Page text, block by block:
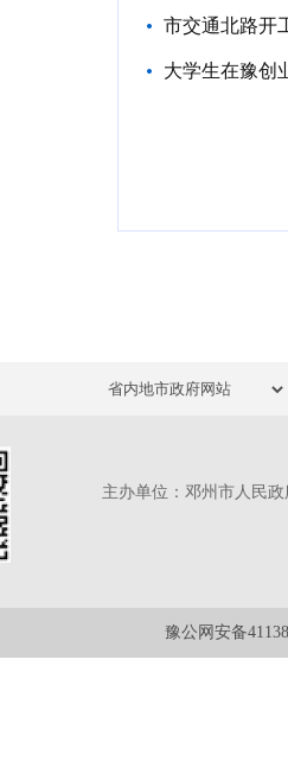
市交通北路开
大学生在豫创
主办单位：邓州市人民
豫公网安备